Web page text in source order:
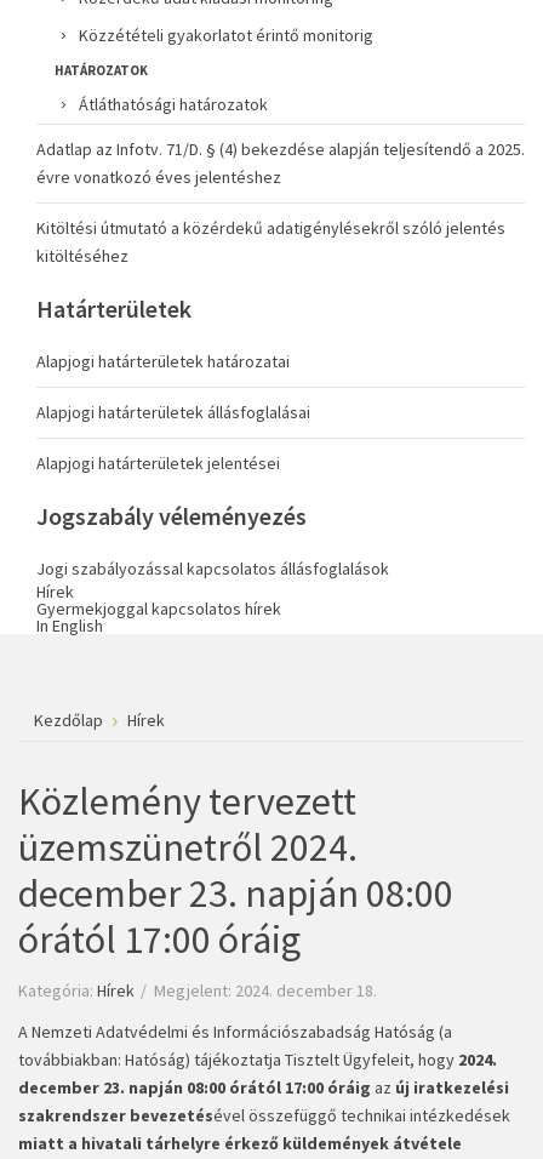
Közzétételi gyakorlatot érintő monitorig
HATÁROZATOK
Átláthatósági határozatok
Adatlap az Infotv. 71/D. § (4) bekezdése alapján teljesítendő a 2025.
évre vonatkozó éves jelentéshez
Kitöltési útmutató a közérdekű adatigénylésekről szóló jelentés
kitöltéséhez
Határterületek
Alapjogi határterületek határozatai
Alapjogi határterületek állásfoglalásai
Alapjogi határterületek jelentései
Jogszabály véleményezés
Jogi szabályozással kapcsolatos állásfoglalások
Hírek
Gyermekjoggal kapcsolatos hírek
In English
Kezdőlap Hírek
Közlemény tervezett
üzemszünetről 2024.
december 23. napján 08:00
órától 17:00 óráig
Kategória: Hírek
Megjelent: 2024. december 18.
A Nemzeti Adatvédelmi és Információszabadság Hatóság (a
továbbiakban: Hatóság) tájékoztatja Tisztelt Ügyfeleit, hogy 2024.
december 23. napján 08:00 órától 17:00 óráig az új iratkezelési
szakrendszer bevezetésével összefüggő technikai intézkedések
miatt a hivatali tárhelyre érkező küldemények átvétele